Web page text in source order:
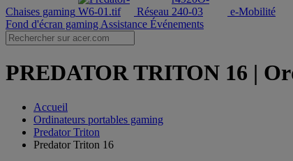
Chaises gaming Réseau
e-Mobilité
Fond d'écran gaming Assistance Événements
PREDATOR TRITON 16 |
Accueil
Ordinateurs portables gaming
Predator Triton
Predator Triton 16